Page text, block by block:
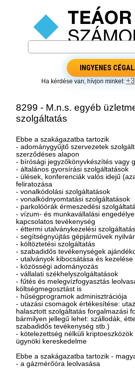
INGYENES
Ha kérdése van, hívjon minket:
8299 - M.n.s. egyéb
szolgáltatás
Ebbe a szakágazatba tartozik
- adománygyűjtő szervezetek
szerződéses alapon
- bírósági jegyzőkönyvkészítés vagy
- általános gyorsírási szolgáltatások
- ülések, konferenciák valós idejű
feliratozása
- vonalkódolási szolgáltatások
- vonalkódnyomtatási szolgáltatások
- parkolóórák érmeszedési
- vízum- és munkavállalási
kapcsolatos tevékenység
- éttermi utalványkezelési
- segítségnyújtás gépjárművek
- költöztetési szolgáltatás
- szabadidős tevékenységek
- utalványok kibocsátása és kezelése
- közösségi adományozás
- vállalati székhelyszolgáltatások
- fűtés és melegvízfogyasztás
költségmegosztást is
- hűségprogramok adminisztrációja
- utazási csomagok értékesítése:
halasztott szolgáltatás forgalmazási
bármilyen jellegű lehet: szállodák,
szabadidős tevékenység stb.)
- kötelezettség nélküli
ügynöki kereskedelme
Ebbe a szakágazatba tartozik -
- a gázmérőóra leolvasása